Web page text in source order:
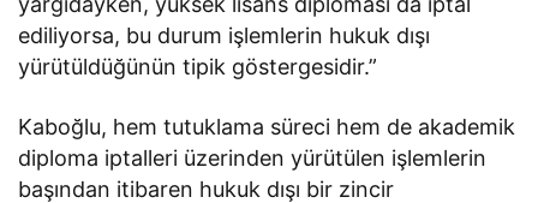
ediliyorsa, bu durum işlemlerin hukuk dışı
yürütüldüğünün tipik göstergesidir.”
Kaboğlu, hem tutuklama süreci hem de akademik
diploma iptalleri üzerinden yürütülen işlemlerin
başından itibaren hukuk dışı bir zincir